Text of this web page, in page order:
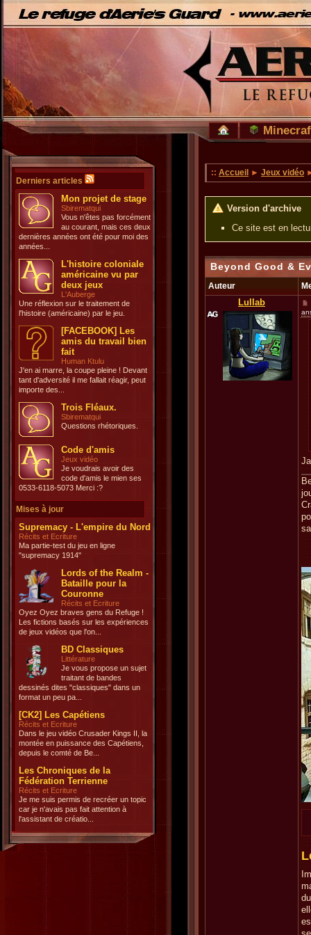
Derniers articles
Mon projet de stage
Sbirematqui
Vous n'êtes pas forcément
au courant, mais ces deux
dernières années ont été pour moi des
années...
L'histoire coloniale
américaine vu par
deux jeux
L'Auberge
Une réflexion sur le traitement de
l'histoire (américaine) par le jeu.
[FACEBOOK] Les
amis du travail bien
fait
Human Ktulu
J'en ai marre, la coupe pleine ! Devant
tant d'adversité il me fallait réagir, peut
importe des...
Trois Fléaux.
Sbirematqui
Questions rhétoriques.
Code d'amis
Jeux vidéo
Je voudrais avoir des
code d'amis le mien ses
0533-6118-5073 Merci :?
Mises à jour
Supremacy - L'empire du Nord
Récits et Ecriture
Ma partie-test du jeu en ligne
"supremacy 1914"
Lords of the Realm -
Bataille pour la
Couronne
Récits et Ecriture
Oyez Oyez braves gens du Refuge !
Les fictions basés sur les expériences
de jeux vidéos que l'on...
BD Classiques
Littérature
Je vous propose un sujet
traitant de bandes
dessinés dites "classiques" dans un
format un peu pa...
[CK2] Les Capétiens
Récits et Ecriture
Dans le jeu vidéo Crusader Kings II, la
montée en puissance des Capétiens,
depuis le comté de Be...
Les Chroniques de la
Fédération Terrienne
Récits et Ecriture
Je me suis permis de recréer un topic
car je n'avais pas fait attention à
l'assistant de créatio...
:: Accueil ► Jeux vidéo
Version d'archive
Ce site est en
Beyond Good &
Auteur
Lullab